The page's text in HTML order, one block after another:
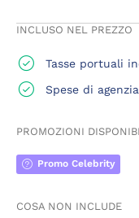
INCLUSO NEL PREZZO
Tasse portuali
Spese di
PROMOZIONI
Promo Celebrity
COSA NON INCLUDE